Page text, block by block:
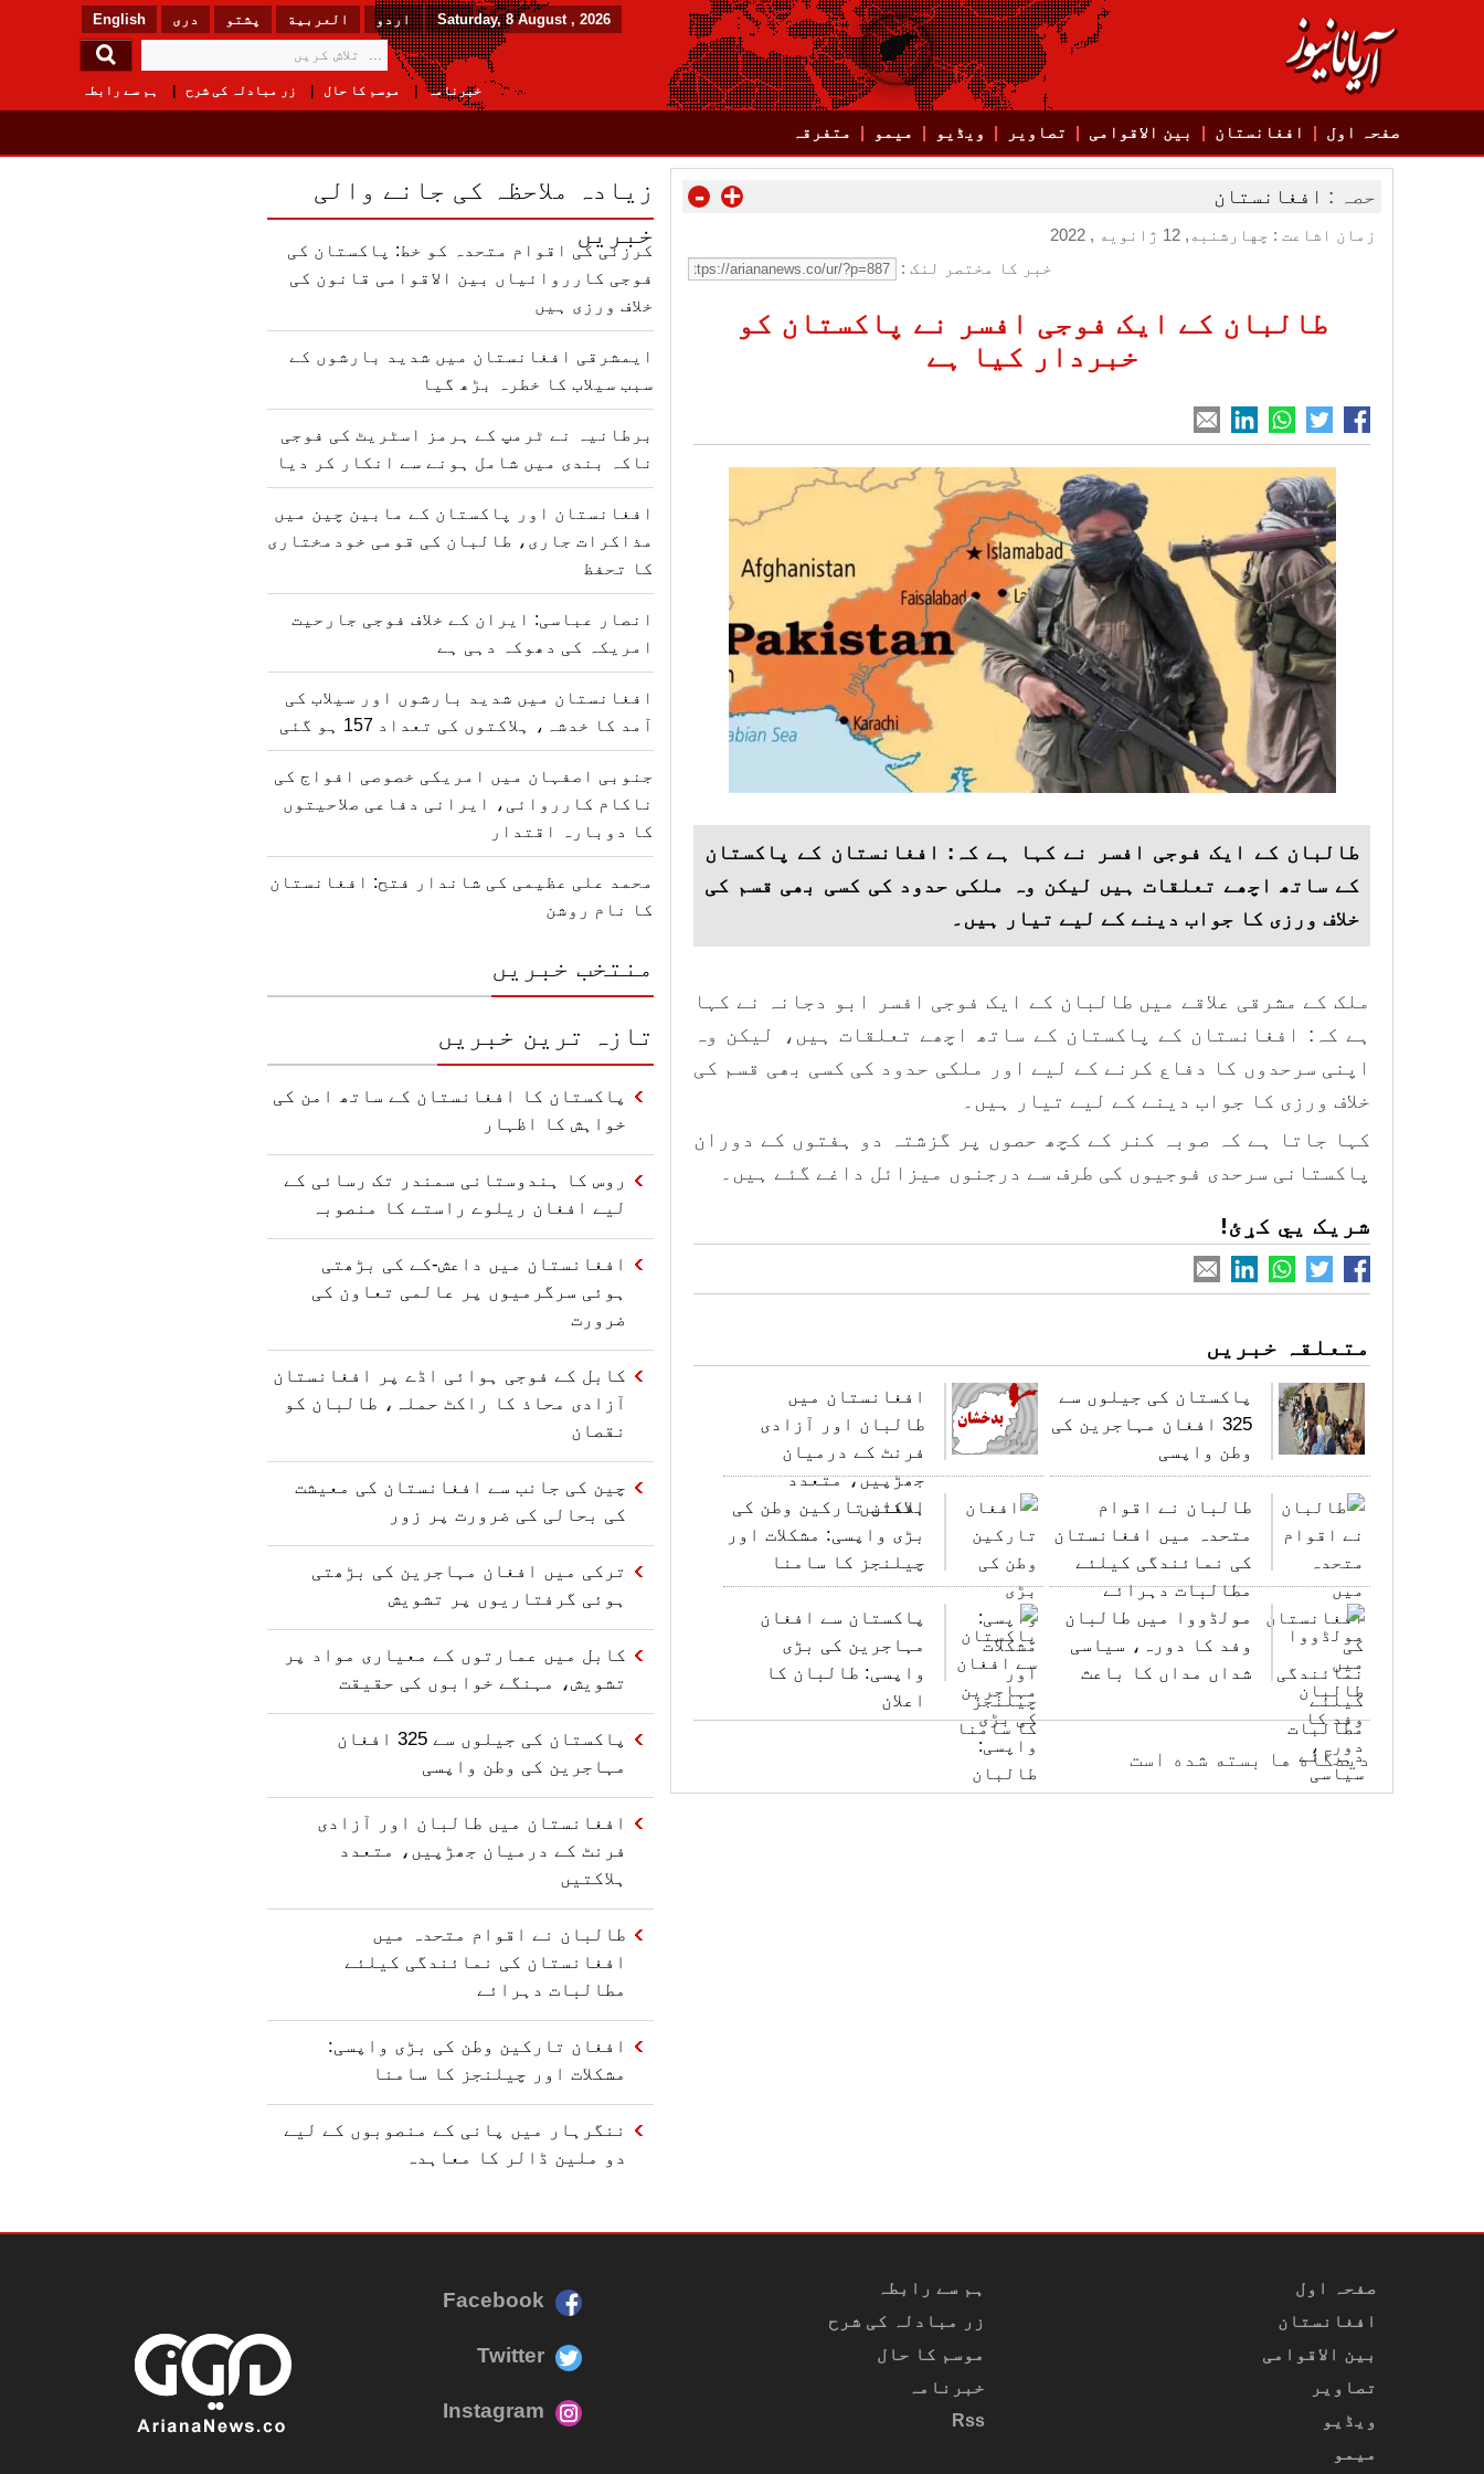
English دری پشتو العربیة اردو Saturday, 8 August , 2026
ہم سے رابطہ زر مبادلہ کی شرح موسم کا حال خبرنامہ
صفحہ اول افغانستان بین الاقوامی تصاویر ویڈیو میمو متفرقہ
حصہ : افغانستان - +
زمان اشاعت : چهارشنبه, 12 ژانویه , 2022
خبر کا مختصر لنک :
طالبان کے ایک فوجی افسر نے پاکستان کو
خبردار کیا ہے
طالبان کے ایک فوجی افسر نے کہا ہے کہ: افغانستان کے پاکستان
کے ساتھ اچھے تعلقات ہیں لیکن وہ ملکی حدود کی کسی بھی قسم کی
خلاف ورزی کا جواب دینے کے لیے تیار ہیں۔
ملک کے مشرقی علاقے میں طالبان کے ایک فوجی افسر ابو دجانہ نے کہا
ہے کہ: افغانستان کے پاکستان کے ساتھ اچھے تعلقات ہیں، لیکن وہ
اپنی سرحدوں کا دفاع کرنے کے لیے اور ملکی حدود کی کسی بھی قسم کی
خلاف ورزی کا جواب دینے کے لیے تیار ہیں۔
کہا جاتا ہے کہ صوبہ کنر کے کچھ حصوں پر گزشتہ دو ہفتوں کے دوران
پاکستانی سرحدی فوجیوں کی طرف سے درجنوں میزائل داغے گئے ہیں۔
شریک یي کړئ!
متعلقہ خبریں
پاکستان کی جیلوں سے
325 افغان مہاجرین کی
وطن واپسی
افغانستان میں
طالبان اور آزادی
فرنٹ کے درمیان
جھڑپیں، متعدد
ہلاکتیں
طالبان نے اقوام
متحدہ میں افغانستان
کی نمائندگی کیلئے
مطالبات دہرائے
افغان تارکین وطن کی
بڑی واپسی: مشکلات اور
چیلنجز کا سامنا
مولڈووا میں طالبان
وفد کا دورہ، سیاسی
شداں مداں کا باعث
پاکستان سے افغان
مہاجرین کی بڑی
واپسی: طالبان کا
اعلان
دیدگاه ها بسته شده است
زیادہ ملاحظہ کی جانے والی
خبریں
کرزئی کی اقوام متحدہ کو خط: پاکستان کی
فوجی کارروائیاں بین الاقوامی قانون کی
خلاف ورزی ہیں
ایمشرقی افغانستان میں شدید بارشوں کے
سبب سیلاب کا خطرہ بڑھ گیا
برطانیہ نے ٹرمپ کے ہرمز اسٹریٹ کی فوجی
ناکہ بندی میں شامل ہونے سے انکار کر دیا
افغانستان اور پاکستان کے مابین چین میں
مذاکرات جاری، طالبان کی قومی خودمختاری
کا تحفظ
انصار عباسی: ایران کے خلاف فوجی جارحیت
امریکہ کی دھوکہ دہی ہے
افغانستان میں شدید بارشوں اور سیلاب کی
آمد کا خدشہ، ہلاکتوں کی تعداد 157 ہو گئی
جنوبی اصفہان میں امریکی خصوصی افواج کی
ناکام کارروائی، ایرانی دفاعی صلاحیتوں
کا دوبارہ اقتدار
محمد علی عظیمی کی شاندار فتح: افغانستان
کا نام روشن
منتخب خبریں
تازہ ترین خبریں
پاکستان کا افغانستان کے ساتھ امن کی
خواہش کا اظہار
روس کا ہندوستانی سمندر تک رسائی کے
لیے افغان ریلوے راستے کا منصوبہ
افغانستان میں داعش-کے کی بڑھتی
ہوئی سرگرمیوں پر عالمی تعاون کی
ضرورت
کابل کے فوجی ہوائی اڈے پر افغانستان
آزادی محاذ کا راکٹ حملہ، طالبان کو
نقصان
چین کی جانب سے افغانستان کی معیشت
کی بحالی کی ضرورت پر زور
ترکی میں افغان مہاجرین کی بڑھتی
ہوئی گرفتاریوں پر تشویش
کابل میں عمارتوں کے معیاری مواد پر
تشویش، مہنگے خوابوں کی حقیقت
پاکستان کی جیلوں سے 325 افغان
مہاجرین کی وطن واپسی
افغانستان میں طالبان اور آزادی
فرنٹ کے درمیان جھڑپیں، متعدد
ہلاکتیں
طالبان نے اقوام متحدہ میں
افغانستان کی نمائندگی کیلئے
مطالبات دہرائے
افغان تارکین وطن کی بڑی واپسی:
مشکلات اور چیلنجز کا سامنا
ننگرہار میں پانی کے منصوبوں کے لیے
دو ملین ڈالر کا معاہدہ
Facebook
Twitter
Instagram
ہم سے رابطہ
زر مبادلہ کی شرح
موسم کا حال
خبرنامہ
Rss
صفحہ اول
افغانستان
بین الاقوامی
تصاویر
ویڈیو
میمو